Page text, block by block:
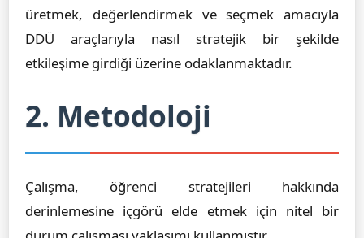
üretmek, değerlendirmek ve seçmek amacıyla
DDÜ araçlarıyla nasıl stratejik bir şekilde
etkileşime girdiği üzerine odaklanmaktadır.
2. Metodoloji
Çalışma, öğrenci stratejileri hakkında
derinlemesine içgörü elde etmek için nitel bir